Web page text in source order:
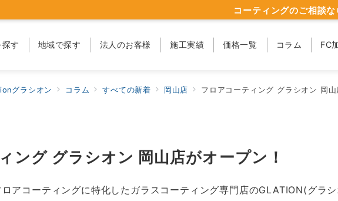
す 地域で探す 法人のお客様 施工実績 価格一覧 コラム FC
コーティングのご相談
グラシオン コラム すべての新着 岡山店 フロアコーティング グラシオン 岡山
ング グラシオン 岡山店がオープン！
アコーティングに特化したガラスコーティング専門店のGLATION(グラ